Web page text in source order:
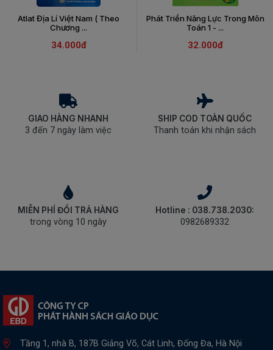
Atlat Địa Lí Việt Nam ( Theo
Chương ...
34.000đ
Phát Triển Năng Lực Trong Môn
Toán 1 - ...
32.000đ
GIAO HÀNG NHANH
3 đến 7 ngày làm việc
SHIP COD TOÀN QUỐC
Thanh toán khi nhận sách
MIỄN PHÍ ĐỔI TRẢ HÀNG
trong vòng 10 ngày
Hotline : 038.738.2030:
0982689332
Tầng 1, nhà B, 187B Giảng Võ, Cát Linh, Đống Đa, Hà Nội